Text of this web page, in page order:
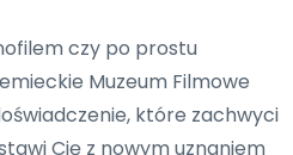
czy po prostu
Muzeum Filmowe
które zachwyci
Cię z nowym uznaniem